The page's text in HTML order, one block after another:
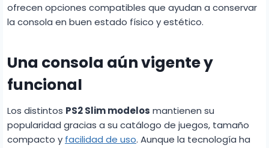
ofrecen opciones compatibles que ayudan a conservar
la consola en buen estado físico y estético.
Una consola aún vigente y
funcional
Los distintos PS2 Slim modelos mantienen su
popularidad gracias a su catálogo de juegos, tamaño
compacto y facilidad de uso. Aunque la tecnología ha